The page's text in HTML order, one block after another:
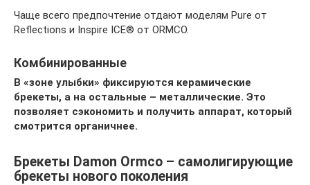
Чаще всего предпочтение отдают моделям Pure от
Reflections и Inspire ICE® от ORMCO.
Комбинированные
В «зоне улыбки» фиксируются керамические
брекеты, а на остальные – металлические. Это
позволяет сэкономить и получить аппарат, который
смотрится органичнее.
Брекеты Damon Ormco – самолигирующие
брекеты нового поколения